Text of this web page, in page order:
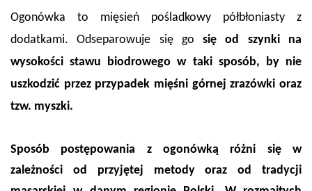
Ogonówka to mięsień pośladkowy półbłoniasty z
dodatkami. Odseparowuje się gosię od szynki na
wysokości stawu biodrowego w taki sposób, by nie
uszkodzić przez przypadek mięśni górnej zrazówki oraz
tzw. myszki.
Sposób postępowania z ogonówką różni się w
zależności od przyjętej metody oraz od tradycji